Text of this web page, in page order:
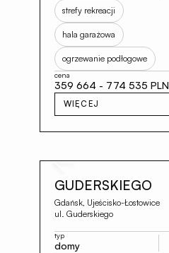
strefy rekreacji
hala garażowa
ogrzewanie podłogowe
cena
359 664 - 774 535 PLN
WIĘCEJ
GUDERSKIEGO
Gdańsk, Ujeścisko-Łostowice
ul. Guderskiego
typ
domy